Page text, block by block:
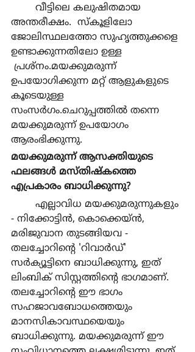
അന്തരീക്ഷം.  സ്കൂളിലോ
ജോലിസ്ഥലത്തോ സുഹൃത്തുക്കളെ
ഉണ്ടാക്കുന്നതിലോ ഉള്ള
പ്രശ്നം.മയക്കുമരുന്ന്
ഉപയോഗിക്കുന്ന മറ്റ് ആളുകളുടെ
കൂടെയുള്ള
സംസര്‍ഗം.ചെറുപ്പത്തില്‍ തന്നെ
മയക്കുമരുന്ന് ഉപയോഗം
ആരംഭിക്കുന്നു.
മയക്കുമരുന്ന് ആസക്തിയുടെ
ഫലങ്ങള്‍ മസ്തിഷ്കത്തെ
എപ്രകാരം ബാധിക്കുന്നു?
- നിക്കോട്ടിന്‍, കൊക്കെയ്ന്‍,
മരിജുവാന തുടങ്ങിയവ -
തലച്ചോറിന്‍റെ 'റിവാര്‍ഡ്'
സര്‍ക്യൂട്ടിനെ ബാധിക്കുന്നു, ഇത്
ലിംബിക് സിസ്റ്റത്തിന്‍റെ ഭാഗമാണ്.
തലച്ചോറിന്‍റെ ഈ ഭാഗം
സഹജാവബോധത്തെയും
മാനസികാവസ്ഥയെയും
ബാധിക്കുന്നു. മയക്കുമരുന്ന് ഈ